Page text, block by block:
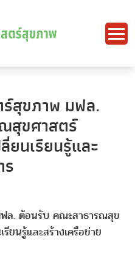
ร์สุขภาพ มฟล.
สุขศาสตร์
ยนเรียนรู้และ
ร
ล. ต้อนรับ คณะสาธารณสุข
ยนรู้และสร้างเครือข่าย